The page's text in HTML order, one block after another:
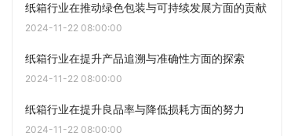
纸箱行业在推动绿色包装与可持续发展方面的贡献
2024-11-22 08:00:00
纸箱行业在提升产品追溯与准确性方面的探索
2024-11-22 08:00:00
纸箱行业在提升良品率与降低损耗方面的努力
2024-11-22 08:00:00